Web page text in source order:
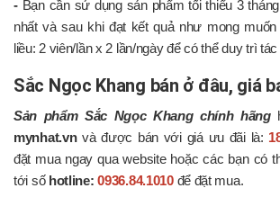
- Bạn cần sử dụng sản phẩm tối thiểu 3
nhất và sau khi đạt kết quả như mong
liều: 2 viên/lần x 2 lần/ngày để có thể duy trì
Sắc Ngọc Khang bán ở đâu, giá
Sản phẩm Sắc Ngọc Khang chính hãng
mynhat.vnvà được bán với giá ưu đãi là:
đặt mua ngay qua website hoặc các bạn có
tới số hotline:0936.84.1010 để đặt mua.